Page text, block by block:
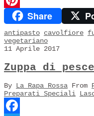
PinterestShare
antipasto cavolfiore
vegetariano
11 Aprile 2017
Zuppa di pesce
By La Rapa Rossa From
Preparati Speciali